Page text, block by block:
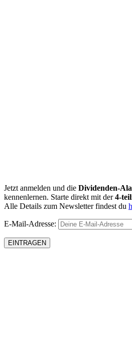
Jetzt anmelden und die Dividenden-
kennenlernen. Starte direkt mit der4-
Alle Details zum Newsletter findest du
E-Mail-Adresse: